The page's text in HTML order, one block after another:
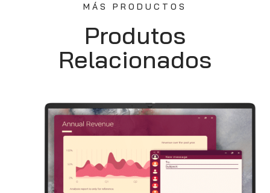
MÁS PRODUCTOS
Produtos
Relacionados